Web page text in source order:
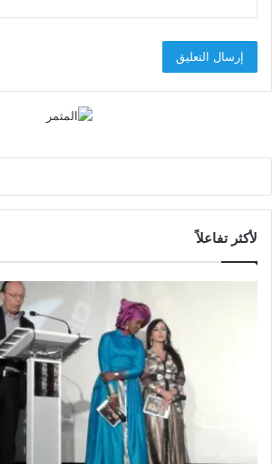
لأكثر تفاعلاً